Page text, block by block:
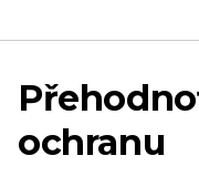
ochranu